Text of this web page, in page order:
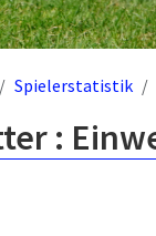
Spielerstatistik
: